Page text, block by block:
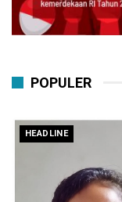
POPULER
HEADLINE